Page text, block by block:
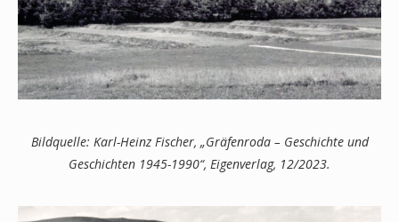
Bildquelle: Karl-Heinz Fischer, „Gräfenroda – Geschichte und
Geschichten 1945-1990“, Eigenverlag, 12/2023.